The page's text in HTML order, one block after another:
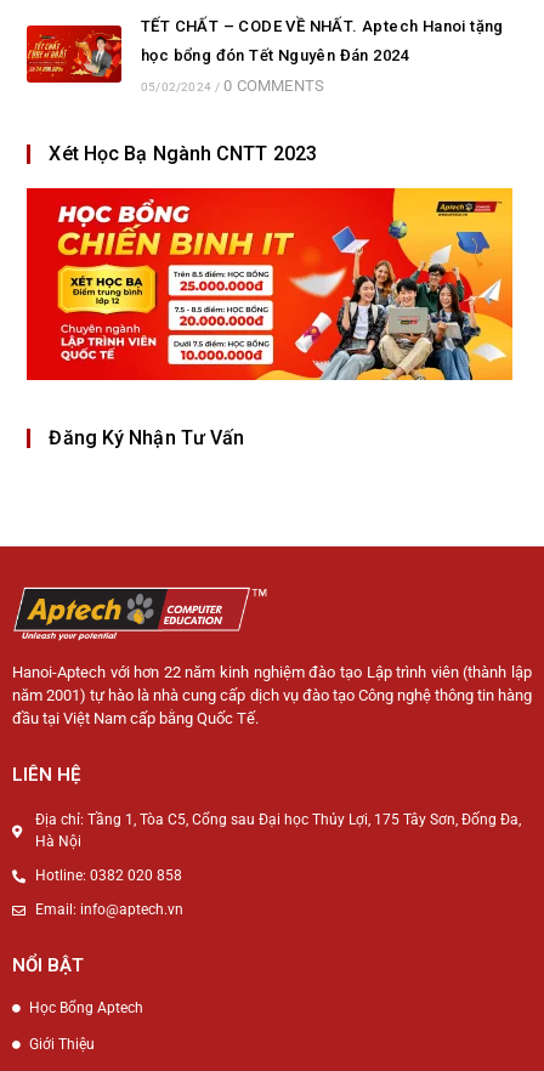
TẾT CHẤT – CODE VỀ NHẤT. Aptech Hanoi tặng
học bổng đón Tết Nguyên Đán 2024
05/02/2024 / 0 COMMENTS
Xét Học Bạ Ngành CNTT 2023
Đăng Ký Nhận Tư Vấn
Hanoi-Aptech với hơn 22 năm kinh nghiệm đào tạo Lập trình viên (thành lập
năm 2001) tự hào là nhà cung cấp dịch vụ đào tạo Công nghệ thông tin hàng
đầu tại Việt Nam cấp bằng Quốc Tế.
LIÊN HỆ
Địa chỉ: Tầng 1, Tòa C5, Cổng sau Đại học Thủy Lợi, 175 Tây Sơn, Đống Đa,
Hà Nội
Hotline: 0382 020 858
Email: info@aptech.vn
NỔI BẬT
Học Bổng Aptech
Giới Thiệu